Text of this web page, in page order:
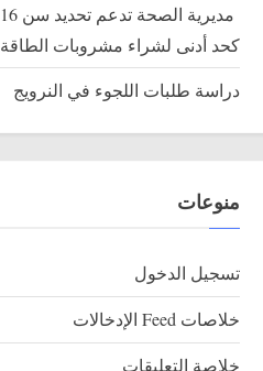
كحد أدنى لشراء مشروبات الطاقة
دراسة طلبات اللجوء في النرويج
منوعات
تسجيل الدخول
خلاصات Feed الإدخالات
خلاصة التعليقات